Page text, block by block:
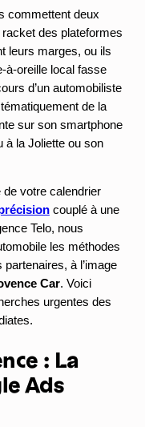
commettent deux
des plateformes
leurs marges, ou ils
à-oreille local fasse
d’un automobiliste
de la
sur son smartphone
à la Joliette ou son
de votre calendrier
couplé à une
Telo, nous
les méthodes
à l’image
Car. Voici
urgentes des
: La
Ads